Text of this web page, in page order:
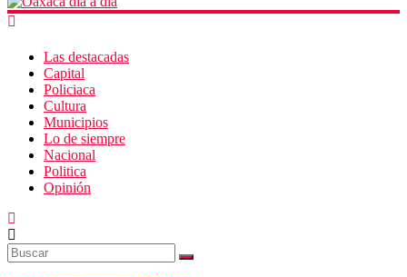
Las destacadas
Capital
Policiaca
Cultura
Municipios
Lo de siempre
Nacional
Politica
Opinión